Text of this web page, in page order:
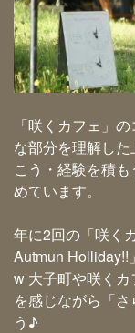
「咲くカフェ」
な部分を理解し
こう・経験を積
めています。
年に2回の「咲く
Autmun Holliday!!
w 大子町や咲くカ
を感じながら「
う♪